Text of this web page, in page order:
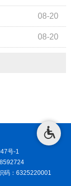
08-20
08-20
号-1
码：6325220001